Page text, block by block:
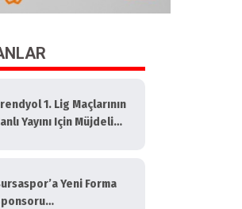
1. Lig Maçlarının
Yayını Için Müjdeli
Yeni Forma